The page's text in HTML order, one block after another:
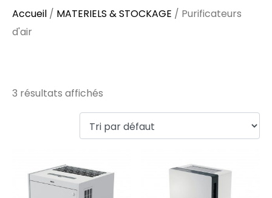
Accueil / MATERIELS & STOCKAGE / Purificateurs
d'air
3 résultats affichés